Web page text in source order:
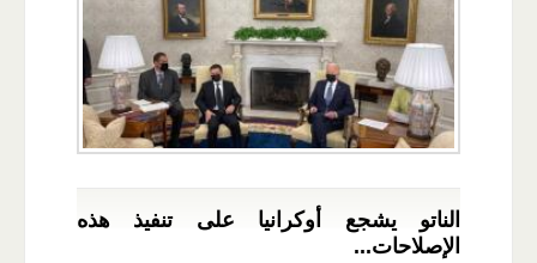
الناتو يشجع أوكرانيا على تنفيذ هذه
الإصلاحات...